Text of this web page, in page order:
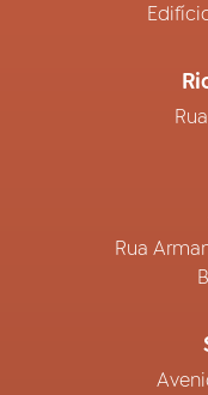
Rua